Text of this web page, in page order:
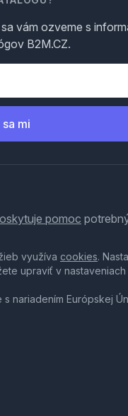
vám ozveme s
B2M.CZ.
mi
pomoc
využíva cookies.
upraviť v nastaveniach
nariadením Európskej